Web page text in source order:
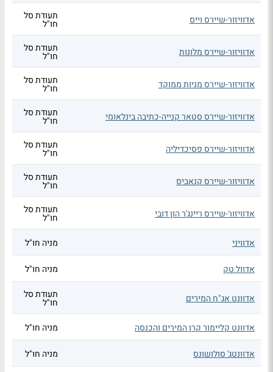
אדוויזור-שיירס וייס תעודת סל
חו"ל
אדוויזור-שיירס מלונות תעודת סל
חו"ל
אדוויזור-שיירס מניות ממוקד תעודת סל
חו"ל
אדוויזור-שיירס סטאר קנייה-כתיבה בינלאומי תעודת סל
חו"ל
אדוויזור-שיירס פסיכדיליה תעודת סל
חו"ל
אדוויזור-שיירס קנאביס תעודת סל
חו"ל
אדוויזור-שיירס ריינג'ר הון דובי תעודת סל
חו"ל
אדוויני
מניה חו"ל
אדוול טק מניה חו"ל
אדוונט אג"ח המירים תעודת סל
חו"ל
אדוונט קליימור קרן המירים והכנסה
מניה חו"ל
אדוונטג' סולושונס מניה חו"ל